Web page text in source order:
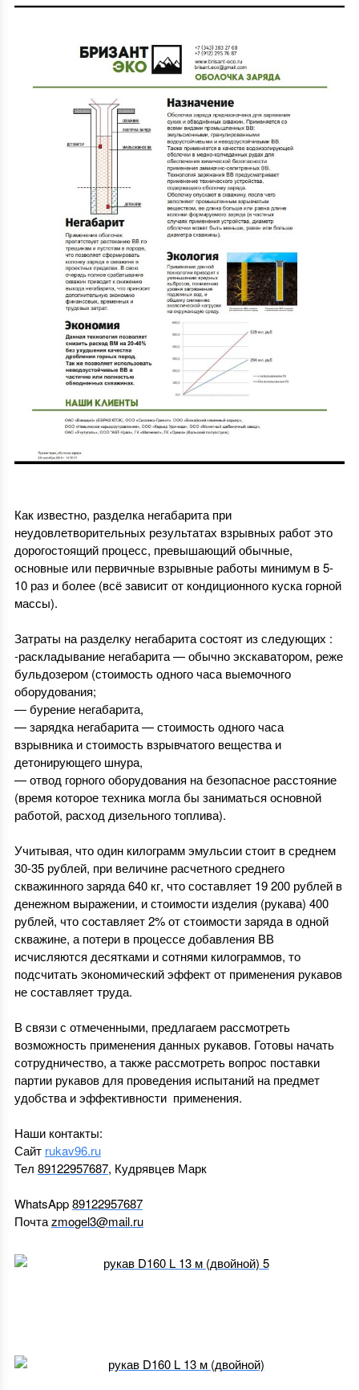
Как известно, разделка негабарита при
неудовлетворительных результатах взрывных работ это
дорогостоящий процесс, превышающий обычные,
основные или первичные взрывные работы минимум в 5-
10 раз и более (всё зависит от кондиционного куска горной
массы).
Затраты на разделку негабарита состоят из следующих :
-раскладывание негабарита — обычно экскаватором, реже
бульдозером (стоимость одного часа выемочного
оборудования;
— бурение негабарита,
— зарядка негабарита — стоимость одного часа
взрывника и стоимость взрывчатого вещества и
детонирующего шнура,
— отвод горного оборудования на безопасное расстояние
(время которое техника могла бы заниматься основной
работой, расход дизельного топлива).
Учитывая, что один килограмм эмульсии стоит в среднем
30-35 рублей, при величине расчетного среднего
скважинного заряда 640 кг, что составляет 19 200 рублей в
денежном выражении, и стоимости изделия (рукава) 400
рублей, что составляет 2% от стоимости заряда в одной
скважине, а потери в процессе добавления ВВ
исчисляются десятками и сотнями килограммов, то
подсчитать экономический эффект от применения рукавов
не составляет труда.
В связи с отмеченными, предлагаем рассмотреть
возможность применения данных рукавов. Готовы начать
сотрудничество, а также рассмотреть вопрос поставки
партии рукавов для проведения испытаний на предмет
удобства и эффективности применения.
Наши контакты:
Сайт rukav96.ru
Тел 89122957687, Кудрявцев Марк
WhatsApp89122957687
Почтаzmogel3@mail.ru